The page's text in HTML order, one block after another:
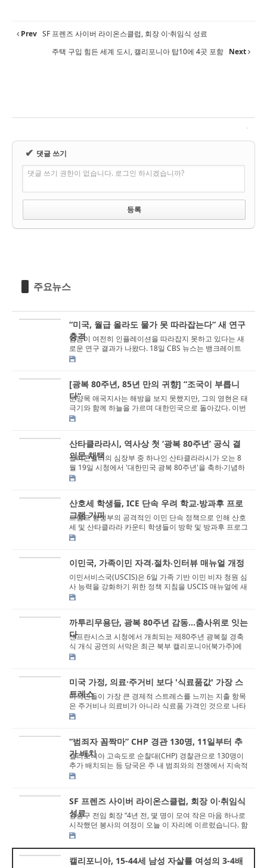
Prev SF 프렌즈 사이버 라이온스클럽, 회장 이·취임식 성료
주택 구입 힘든 세계 도시, 캘리포니아 탑10에 4곳 포함 Next
✔ 댓글 쓰기
댓글 쓰기 권한이 없습니다. 로그인 하시겠습니까?
주요뉴스
“미국, 월급 올라도 물가 못 따라잡는다” 새 연구
충격
임금이 여전히 인플레이션을 따라잡지 못하고 있다는 새
로운 연구 결과가 나왔다. 18일 CBS 뉴스는 뱅크레이트
(Bankrate)의 ‘2025 임금-인플레이...
[광복 80주년, 85년 만의 귀향] “조국이 부릅니
다”
문양목 애국지사는 해방을 보지 못했지만, 그의 영현은 태
극기와 함께 하늘을 가르며 대한민국으로 돌아갔다. 이번
귀환은 단순한 장례 절차가 아니다....
산타클라라시, 역사상 첫 ‘광복 80주년’ 공식 결
의문 채택
실리콘밸리의 심장부 중 하나인 산타클라라시가 오는 8
월 19일 시청에서 '대한민국 광복 80주년'을 축하⸳기념하
는 역사적 선언문을 발표하고, ...
산호세 학생들, ICE 단속 우려 학교⸳방과후 프로
그램 기피
트럼프 행정부의 공격적인 이민 단속 정책으로 인해 산호
세 및 산타클라라 카운티 학생들이 방학 및 방과후 프로그
램 참여를 줄이고 집에 머무르는 사...
이민국, 가족이민 자격⸳절차⸳인터뷰 매뉴얼 개정
이민서비스국(USCIS)은 6일 가족 기반 이민 비자 청원 심
사 능력을 강화하기 위한 정책 지침을 USCIS 매뉴얼에 새
롭게 업데이트 했다고 밝혔다. 폭스40...
까투리무용단, 광복 80주년 감동...춤사위로 잇는
다
샌프란시스코 시청에서 개최되는 제80주년 광복절 경축
식 개식 공연의 서막은 최근 북부 캘리포니아(북가주)에
서 명성을 드높이고 있는 까투리무용단이...
미국 가정, 의료·주거비 보다 '식료품값' 가장 스
트레스
미국인들이 가장 큰 경제적 스트레스를 느끼는 지출 항목
은 주거비나 의료비가 아니라 식료품 가격인 것으로 나타
났다. 4일 미 인터넷 매체 악시오스(A...
“범죄자 꼼짝마” CHP 경관 130명, 11일부터 추
가 배치
캘리포니아 고속도로 순찰대(CHP) 경찰관으로 130명이
추가 배치되는 등 당국은 주 내 범죄와의 전쟁에서 지속적
성과를 내겠다는 의지를 피력했다. 1...
SF 프렌즈 사이버 라이온스클럽, 회장 이·취임식
성료
강승구 전임 회장 “4년 전, 몇 명이 모여 작은 마음 하나로
시작했던 봉사의 여정이 오늘 이 자리에 이르렀습니다. 함
께 해주신 모든 분께 감사...
캘리포니아, 15-44세 남성 자살률 여성의 3-4배